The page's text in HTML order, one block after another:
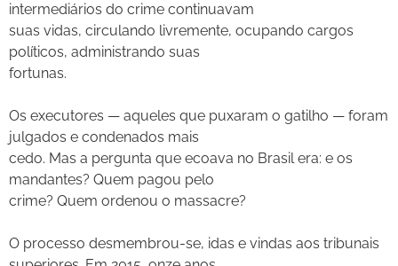
intermediários do crime continuavam
suas vidas, circulando livremente, ocupando cargos
políticos, administrando suas
fortunas.
Os executores — aqueles que puxaram o gatilho — foram
julgados e condenados mais
cedo. Mas a pergunta que ecoava no Brasil era: e os
mandantes? Quem pagou pelo
crime? Quem ordenou o massacre?
O processo desmembrou-se, idas e vindas aos tribunais